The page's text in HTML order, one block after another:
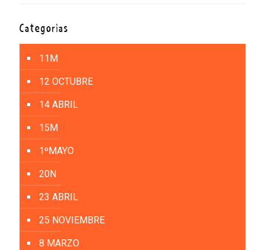
Categorías
11M
12 OCTUBRE
14 ABRIL
15M
1ºMAYO
20N
23 ABRIL
25 NOVIEMBRE
8 MARZO